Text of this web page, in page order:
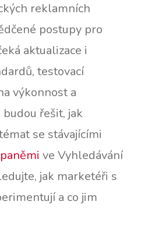
reklamních
postupy pro
aktualizace i
testovací
výkonnost a
řešit, jak
se stávajícími
ve Vyhledávání
jak marketéři s
a co jim